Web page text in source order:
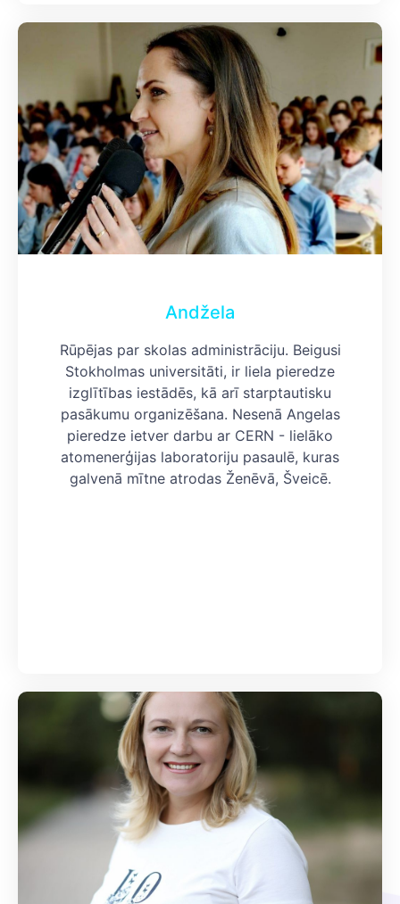
Andžela
Rūpējas par skolas administrāciju. Beigusi
Stokholmas universitāti, ir liela pieredze
izglītības iestādēs, kā arī starptautisku
pasākumu organizēšana. Nesenā Angelas
pieredze ietver darbu ar CERN - lielāko
atomenerģijas laboratoriju pasaulē, kuras
galvenā mītne atrodas Ženēvā, Šveicē.